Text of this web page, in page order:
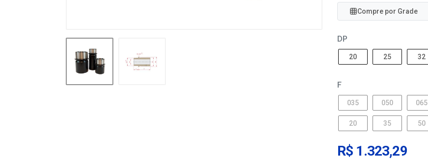
Compre por Grade
DP
20 25 32
F
035 050 065
20 35 50
R$ 1.323,29